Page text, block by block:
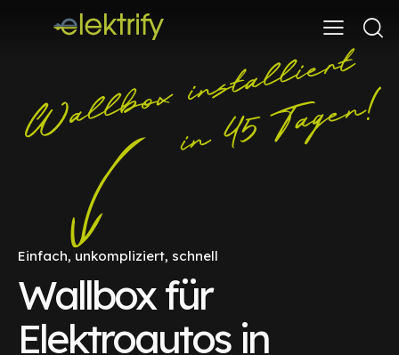
Einfach, unkompliziert, schnell
Wallbox für
Elektroautos in